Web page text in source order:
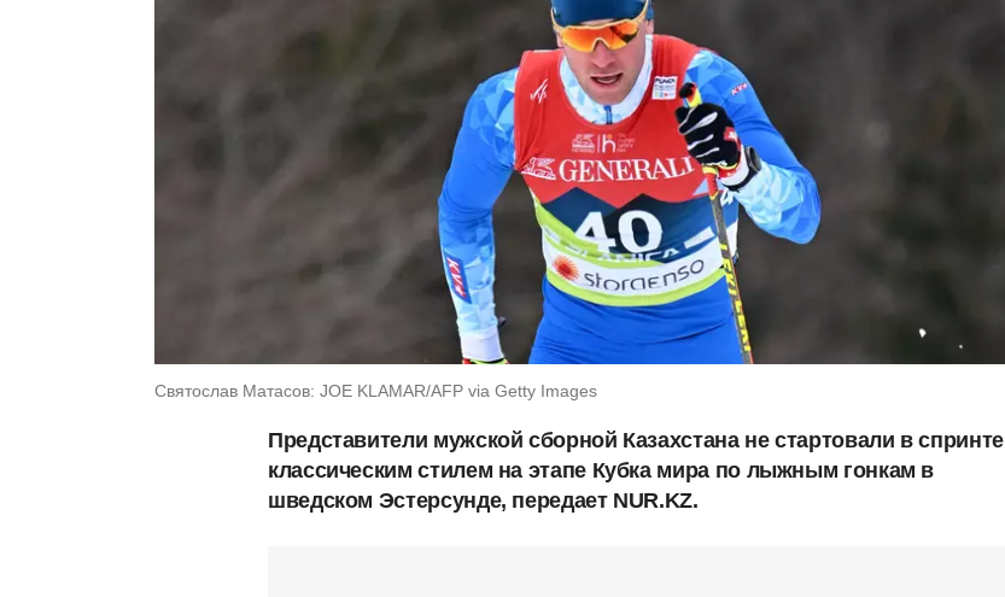
Святослав Матасов: JOE KLAMAR/AFP via Getty Images
Представители мужской сборной Казахстана не стартовали в спринте
классическим стилем на этапе Кубка мира по лыжным гонкам в
шведском Эстерсунде, передает NUR.KZ.